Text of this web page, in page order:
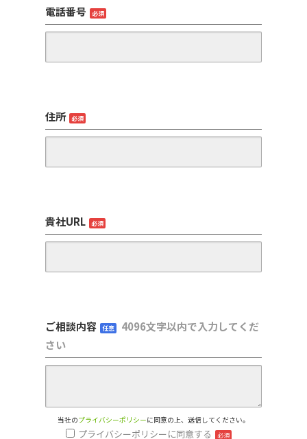
電話番号 必須
住所 必須
貴社URL 必須
ご相談内容 任意
4096文字以内で入力してくだ
さい
当社のプライバシーポリシーに同意の上、送信してください。
プライバシーポリシーに同意する 必須